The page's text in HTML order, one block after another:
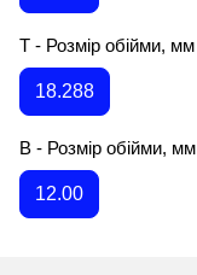
T - Розмір обійми, мм
18.288
B - Розмір обійми, мм
12.00